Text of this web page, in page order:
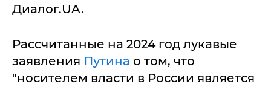
Диалог.UA.
Рассчитанные на 2024 год лукавые
заявления Путина о том, что
"носителем власти в России является